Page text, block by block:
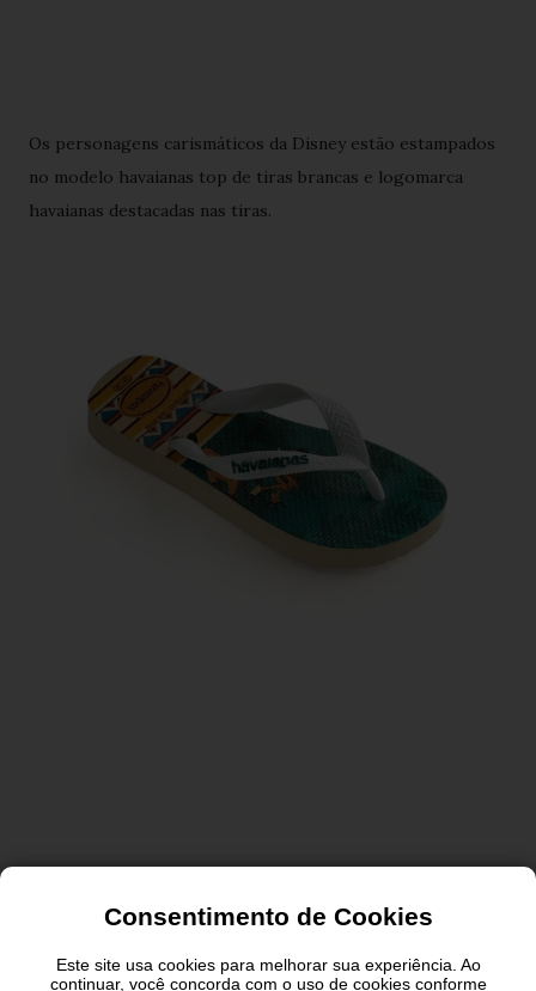
Os personagens carismáticos da Disney estão estampados
no modelo havaianas top de tiras brancas e logomarca
havaianas destacadas nas tiras.
Consentimento de Cookies
Este site usa cookies para melhorar sua experiência. Ao
continuar, você concorda com o uso de cookies conforme